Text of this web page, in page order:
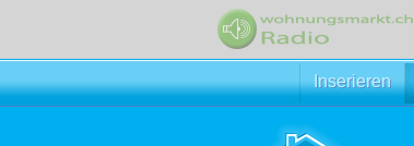
Inserieren